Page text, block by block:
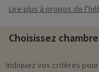
Le camping met à votre
Vous séjournerez dans
confortables sur un
Lire plus à propos de
Choisissez
Indiquez vos critères